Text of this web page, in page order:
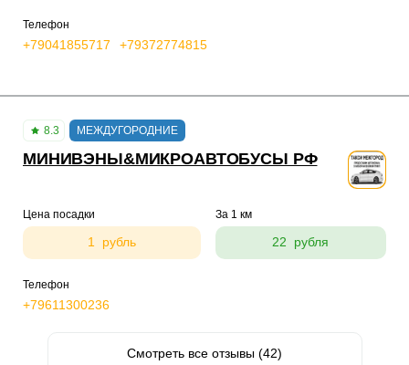
Телефон
+79041855717 +79372774815
8.3 МЕЖДУГОРОДНИЕ
МИНИВЭНЫ&МИКРОАВТОБУСЫ РФ
Цена посадки
1 рубль
За 1 км
22 рубля
Телефон
+79611300236
Смотреть все отзывы (42)